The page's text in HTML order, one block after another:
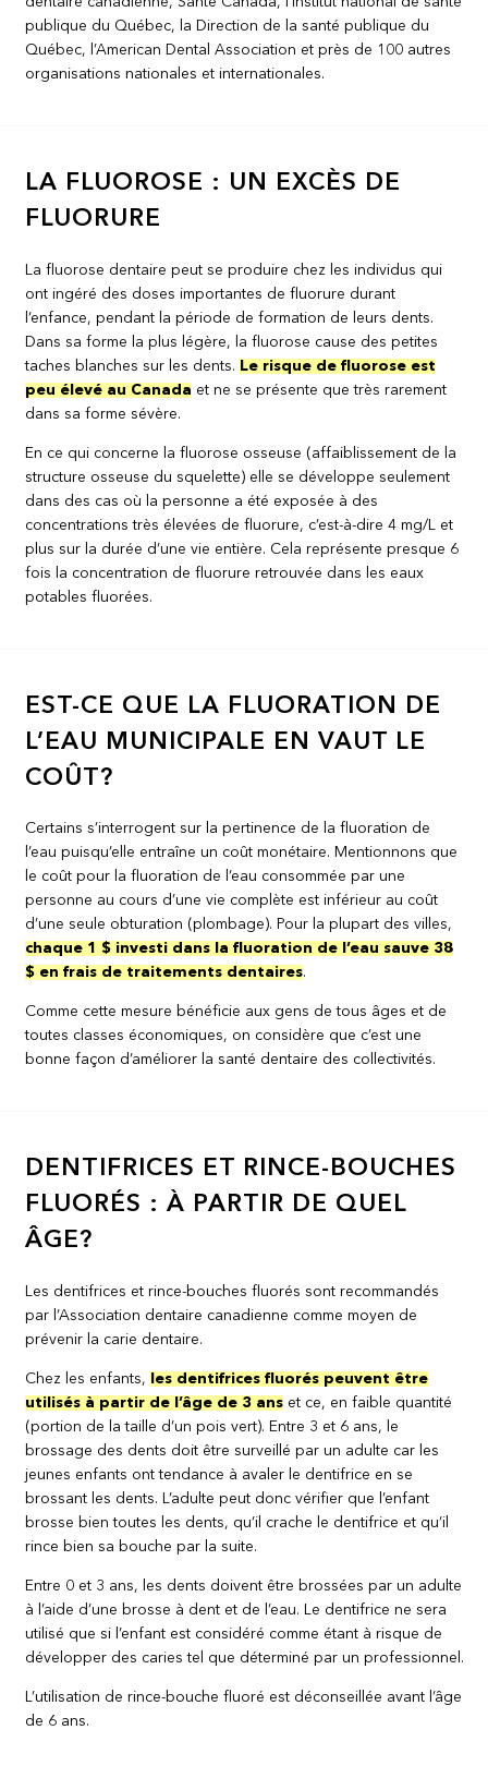
publique du Québec, la Direction de la santé publique du
Québec, l’American Dental Association et près de 100 autres
organisations nationales et internationales.
LA FLUOROSE : UN EXCÈS DE
FLUORURE
La fluorose dentaire peut se produire chez les individus qui
ont ingéré des doses importantes de fluorure durant
l’enfance, pendant la période de formation de leurs dents.
Dans sa forme la plus légère, la fluorose cause des petites
taches blanches sur les dents. Le risque de fluorose est
peu élevé au Canada et ne se présente que très rarement
dans sa forme sévère.
En ce qui concerne la fluorose osseuse (affaiblissement de la
structure osseuse du squelette) elle se développe seulement
dans des cas où la personne a été exposée à des
concentrations très élevées de fluorure, c’est-à-dire 4 mg/L et
plus sur la durée d’une vie entière. Cela représente presque 6
fois la concentration de fluorure retrouvée dans les eaux
potables fluorées.
EST-CE QUE LA FLUORATION DE
L’EAU MUNICIPALE EN VAUT LE
COÛT?
Certains s’interrogent sur la pertinence de la fluoration de
l’eau puisqu’elle entraîne un coût monétaire. Mentionnons que
le coût pour la fluoration de l’eau consommée par une
personne au cours d’une vie complète est inférieur au coût
d’une seule obturation (plombage). Pour la plupart des villes,
chaque 1 $ investi dans la fluoration de l’eau sauve 38
$ en frais de traitements dentaires.
Comme cette mesure bénéficie aux gens de tous âges et de
toutes classes économiques, on considère que c’est une
bonne façon d’améliorer la santé dentaire des collectivités.
DENTIFRICES ET RINCE-BOUCHES
FLUORÉS : À PARTIR DE QUEL
ÂGE?
Les dentifrices et rince-bouches fluorés sont recommandés
par l’Association dentaire canadienne comme moyen de
prévenir la carie dentaire.
Chez les enfants,
les dentifrices fluorés peuvent être
utilisés à partir de l’âge de 3 ans et ce, en faible quantité
(portion de la taille d’un pois vert). Entre 3 et 6 ans, le
brossage des dents doit être surveillé par un adulte car les
jeunes enfants ont tendance à avaler le dentifrice en se
brossant les dents. L’adulte peut donc vérifier que l’enfant
brosse bien toutes les dents, qu’il crache le dentifrice et qu’il
rince bien sa bouche par la suite.
Entre 0 et 3 ans, les dents doivent être brossées par un adulte
à l’aide d’une brosse à dent et de l’eau. Le dentifrice ne sera
utilisé que si l’enfant est considéré comme étant à risque de
développer des caries tel que déterminé par un professionnel.
L’utilisation de rince-bouche fluoré est déconseillée avant l’âge
de 6 ans.